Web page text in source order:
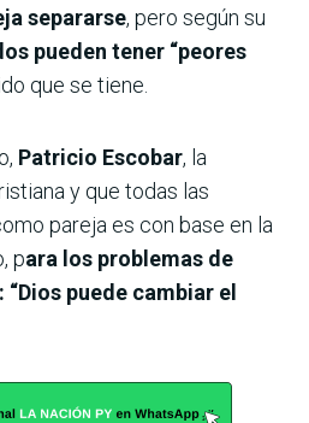
separarse, pero según su
pueden tener “peores
que se tiene.
Patricio Escobar, la
y que todas las
pareja es con base en la
para los problemas de
puede cambiar el